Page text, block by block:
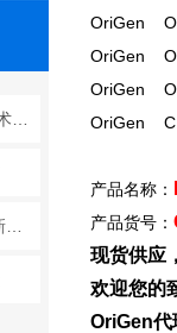
OriGen
OriGen
OriGen
OriGen
产品名称：
产品货号：
现货供应
欢迎您
OriGen代